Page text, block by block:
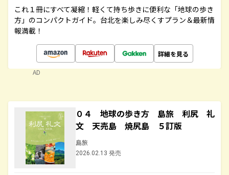
これ１冊にすべて凝縮！軽くて持ち歩きに便利な「地球の歩き
方」のコンパクトガイド。台北を楽しみ尽くすプラン＆最新情
報満載！
詳細を見る
AD
０４ 地球の歩き方 島旅 利尻 礼
文 天売島 焼尻島 ５訂版
島旅
2026.02.13 発売